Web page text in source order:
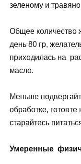
зеленому и
Общее количество
день 80 гр,
приходилась на
масло.
Меньше
обработке,
старайтесь
Умеренные